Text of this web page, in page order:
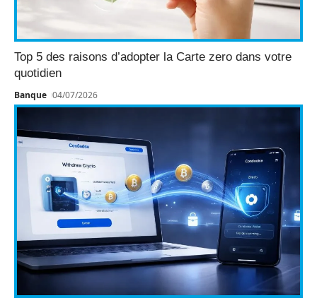
Top 5 des raisons d’adopter la Carte zero dans votre
quotidien
Banque 04/07/2026